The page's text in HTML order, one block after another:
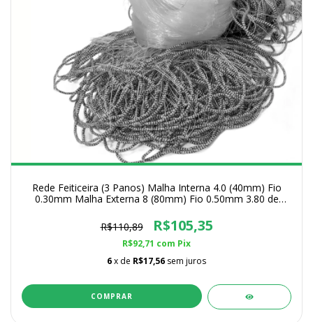
Rede Feiticeira (3 Panos) Malha Interna 4.0 (40mm) Fio
0.30mm Malha Externa 8 (80mm) Fio 0.50mm 3.80 de
R$110,89
R$105,35
R$92,71 com Pix
6x de R$17,56 sem juros
COMPRAR